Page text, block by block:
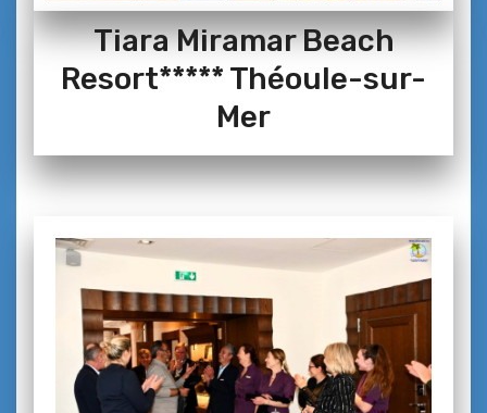
Tiara Miramar Beach
Resort***** Théoule-sur-
Mer